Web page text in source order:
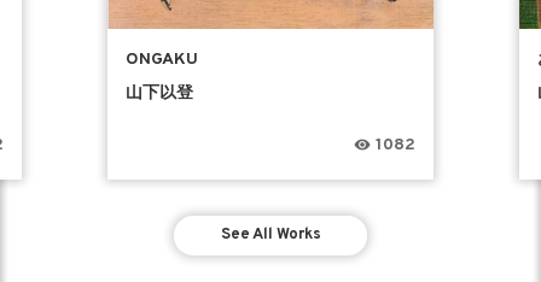
ONGAKU
山下以登
1082
See All Works